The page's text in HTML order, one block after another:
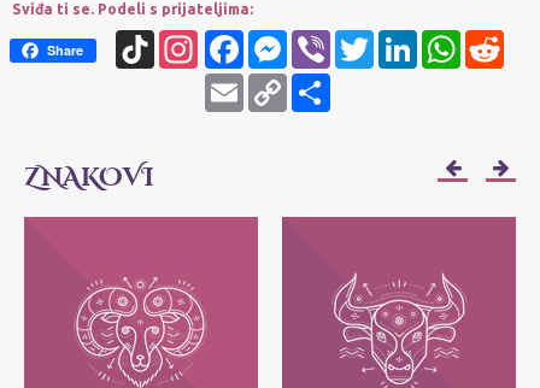
Sviđa ti se. Podeli s prijateljima:
Share
TikTok InstagramFacebookMessenger
Viber Twitter LinkedIn WhatsApp
Email
Copy
Link
ZNAKOVI
OVAN
Njihov moto je: Ja sam! Najvažnije im je
da svako može da bude ono što jeste, bez
pretvaranja.
BIK
Njihov moto je: Ja imam - posedujem!
Najvažnije im je da zadrže ono što im
pripada.